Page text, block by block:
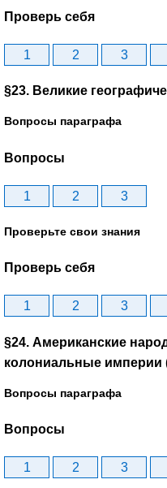
Проверь себя
1 2 3
§23. Великие
Вопросы параграфа
Вопросы
1 2 3
Проверьте свои знания
Проверь себя
1 2 3
§24. Американские
колониальные империи
Вопросы параграфа
Вопросы
1 2 3